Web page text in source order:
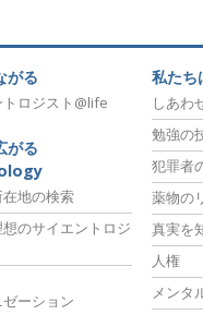
がる
ロジスト@life
がる
地の検索
のサイエントロジ
ーション
私たち
しあわ
勉強の
犯罪者
薬物の
真実を
人権
メンタ